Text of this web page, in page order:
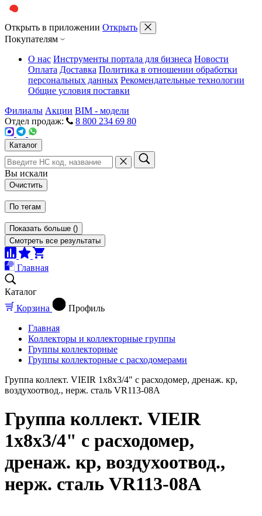
Открыть в приложении Открыть
Покупателям
О нас Инструменты портала для бизнеса Новости
Оплата Доставка Политика в отношении обработки
персональных данных Рекомендательные технологии
Общие условия поставки
Филиалы Акции BIM - модели
Отдел продаж:
8 800 234 69 80
Каталог
Вы искали
Очистить
По тегам
Показать больше ()
Смотреть все результаты
Главная
Каталог
Корзина
Профиль
Главная
Коллекторы и коллекторные группы
Группы коллекторные
Группы коллекторные с расходомерами
Группа коллект. VIEIR 1х8х3/4" с расходомер, дренаж. кр,
воздухоотвод., нерж. сталь VR113-08A
Группа коллект. VIEIR
1х8х3/4" с расходомер,
дренаж. кр, воздухоотвод.,
нерж. сталь VR113-08A